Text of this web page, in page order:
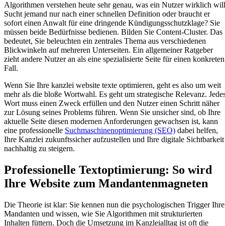
Algorithmen verstehen heute sehr genau, was ein Nutzer wirklich
Sucht jemand nur nach einer schnellen Definition oder braucht er
sofort einen Anwalt für eine dringende Kündigungsschutzklage? Sie
müssen beide Bedürfnisse bedienen. Bilden Sie Content-Cluster. Das
bedeutet, Sie beleuchten ein zentrales Thema aus verschiedenen
Blickwinkeln auf mehreren Unterseiten. Ein allgemeiner Ratgeber
zieht andere Nutzer an als eine spezialisierte Seite für einen konkreten
Fall.
Wenn Sie Ihre kanzlei website texte optimieren, geht es also um weit
mehr als die bloße Wortwahl. Es geht um strategische Relevanz.
Wort muss einen Zweck erfüllen und den Nutzer einen Schritt näher
zur Lösung seines Problems führen. Wenn Sie unsicher sind, ob Ihre
aktuelle Seite diesen modernen Anforderungen gewachsen ist, kann
eine professionelle Suchmaschinenoptimierung (SEO) dabei helfen,
Ihre Kanzlei zukunftssicher aufzustellen und Ihre digitale Sichtbarkeit
nachhaltig zu steigern.
Professionelle Textoptimierung: So wird
Ihre Website zum Mandantenmagneten
Die Theorie ist klar: Sie kennen nun die psychologischen Trigger
Mandanten und wissen, wie Sie Algorithmen mit strukturierten
Inhalten füttern. Doch die Umsetzung im Kanzleialltag ist oft die